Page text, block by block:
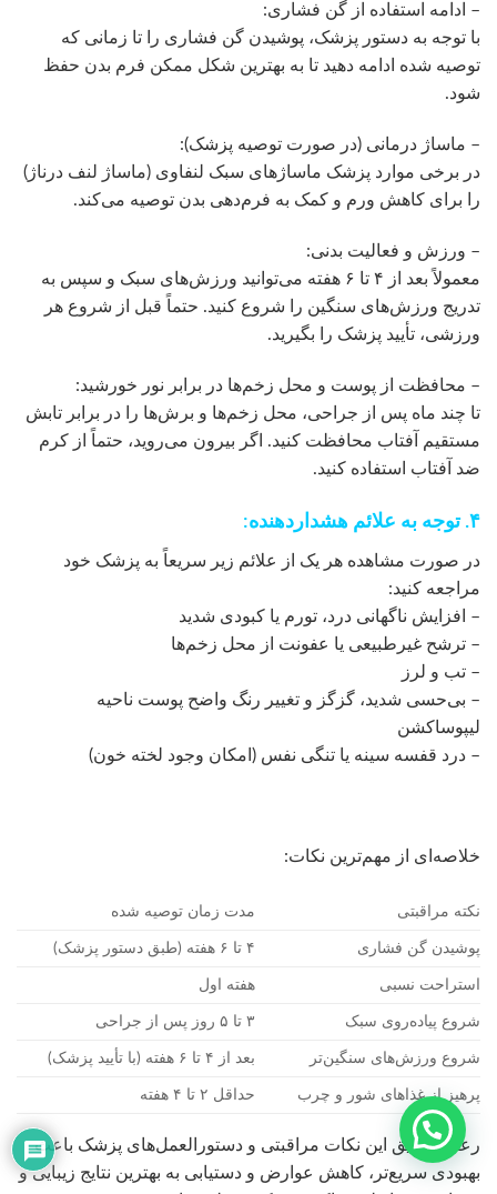
– ادامه استفاده از گن فشاری:
با توجه به دستور پزشک، پوشیدن گن فشاری را تا زمانی که
توصیه شده ادامه دهید تا به بهترین شکل ممکن فرم بدن حفظ
شود.
– ماساژ درمانی (در صورت توصیه پزشک):
در برخی موارد پزشک ماساژهای سبک لنفاوی (ماساژ لنف درناژ)
را برای کاهش ورم و کمک به فرم‌دهی بدن توصیه می‌کند.
– ورزش و فعالیت بدنی:
معمولاً بعد از ۴ تا ۶ هفته می‌توانید ورزش‌های سبک و سپس به
تدریج ورزش‌های سنگین را شروع کنید. حتماً قبل از شروع هر
ورزشی، تأیید پزشک را بگیرید.
– محافظت از پوست و محل زخم‌ها در برابر نور خورشید:
تا چند ماه پس از جراحی، محل زخم‌ها و برش‌ها را در برابر تابش
مستقیم آفتاب محافظت کنید. اگر بیرون می‌روید، حتماً از کرم
ضد آفتاب استفاده کنید.
۴. توجه به علائم هشداردهنده:
در صورت مشاهده هر یک از علائم زیر سریعاً به پزشک خود
مراجعه کنید:
– افزایش ناگهانی درد، تورم یا کبودی شدید
– ترشح غیرطبیعی یا عفونت از محل زخم‌ها
– تب و لرز
– بی‌حسی شدید، گزگز و تغییر رنگ واضح پوست ناحیه
لیپوساکشن
– درد قفسه سینه یا تنگی نفس (امکان وجود لخته خون)
خلاصه‌ای از مهم‌ترین نکات:
نکته مراقبتی مدت زمان توصیه شده
پوشیدن گن فشاری ۴ تا ۶ هفته (طبق دستور پزشک)
استراحت نسبی هفته اول
شروع پیاده‌روی سبک ۳ تا ۵ روز پس از جراحی
شروع ورزش‌های سنگین‌تر بعد از ۴ تا ۶ هفته (با تأیید پزشک)
پرهیز از غذاهای شور و چرب حداقل ۲ تا ۴ هفته
رعایت دقیق این نکات مراقبتی و دستورالعمل‌های پزشک باعث
بهبودی سریع‌تر، کاهش عوارض و دستیابی به بهترین نتایج زیبایی و